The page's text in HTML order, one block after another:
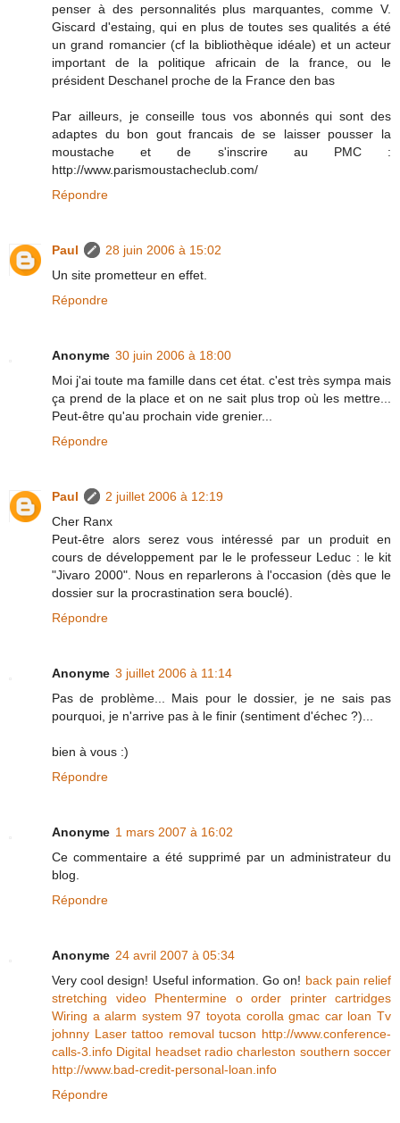
penser à des personnalités plus marquantes, comme V.
Giscard d'estaing, qui en plus de toutes ses qualités a été
un grand romancier (cf la bibliothèque idéale) et un acteur
important de la politique africain de la france, ou le
président Deschanel proche de la France den bas
Par ailleurs, je conseille tous vos abonnés qui sont des
adaptes du bon gout francais de se laisser pousser la
moustache et de s'inscrire au PMC :
http://www.parismoustacheclub.com/
Répondre
Paul
28 juin 2006 à 15:02
Un site prometteur en effet.
Répondre
Anonyme 30 juin 2006 à 18:00
Moi j'ai toute ma famille dans cet état. c'est très sympa mais
ça prend de la place et on ne sait plus trop où les mettre...
Peut-être qu'au prochain vide grenier...
Répondre
Paul
2 juillet 2006 à 12:19
Cher Ranx
Peut-être alors serez vous intéressé par un produit en
cours de développement par le le professeur Leduc : le kit
"Jivaro 2000". Nous en reparlerons à l'occasion (dès que le
dossier sur la procrastination sera bouclé).
Répondre
Anonyme 3 juillet 2006 à 11:14
Pas de problème... Mais pour le dossier, je ne sais pas
pourquoi, je n'arrive pas à le finir (sentiment d'échec ?)...
bien à vous :)
Répondre
Anonyme 1 mars 2007 à 16:02
Ce commentaire a été supprimé par un administrateur du
blog.
Répondre
Anonyme 24 avril 2007 à 05:34
Very cool design! Useful information. Go on! back pain relief
stretching video
Phentermine o order
printer cartridges
Wiring a alarm system 97 toyota corolla gmac car loan Tv
johnny Laser tattoo removal tucson http://www.conference-
calls-3.info Digital headset radio charleston southern soccer
http://www.bad-credit-personal-loan.info
Répondre